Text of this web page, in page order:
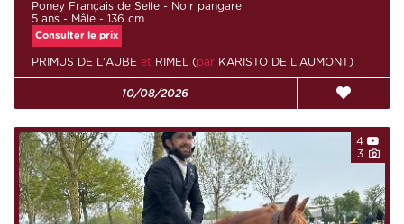
Poney Français de Selle - Noir pangare
5 ans - Mâle - 136 cm
Consulter le prix
PRIMUS DE L'AUBE et RIMEL (par KARISTO DE L'AUMONT)
10/08/2026
4
3